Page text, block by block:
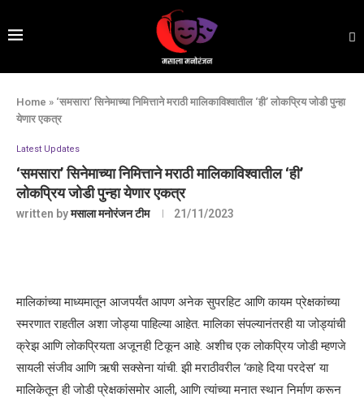
Home » ‘समसारा’ सिनेमाच्या निमित्ताने मराठी मालिकाविश्वातील ‘ही’ लोकप्रिय जोडी पुन्हा
येणार एकत्र
Latest Updates
‘समसारा’ सिनेमाच्या निमित्ताने मराठी मालिकाविश्वातील ‘ही’
लोकप्रिय जोडी पुन्हा येणार एकत्र
written byमसाला मनोरंजन टीम 21/11/2023
मालिकांच्या माध्यमातून आजपर्यंत आपण अनेक सुपरहिट आणि कायम प्रेक्षकांच्या
स्मरणात राहतील अशा जोड्या पाहिल्या आहेत. मालिका संपल्यानंतरही या जोड्यांची
क्रेझ आणि लोकप्रियता अजूनही टिकून आहे. अशीच एक लोकप्रिय जोडी म्हणजे
सायली संजीव आणि ऋषी सक्सेना यांची. झी मराठीवरील ‘काहे दिया परदेस’ या
मालिकेतून ही जोडी प्रेक्षकांसमोर आली, आणि त्यांच्या मनात स्थान निर्माण करून